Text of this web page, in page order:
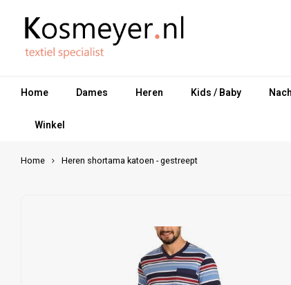
Home Dames Heren Kids / Baby
Winkel
Home Heren shortama katoen - gestreept